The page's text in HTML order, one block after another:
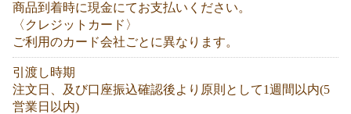
商品到着時に現金にてお支払いください。
〈クレジットカード〉
ご利用のカード会社ごとに異なります。
引渡し時期
注文日、及び口座振込確認後より原則として1週間以内(5
営業日以内)